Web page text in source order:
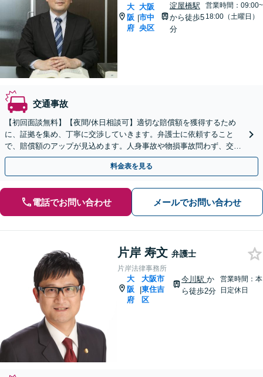
大
阪
府
|
大阪
市中
央区
淀屋橋駅
から徒歩5
分
営業時間：09:00~
18:00（土曜日）
交通事故
【初回面談無料】【夜間/休日相談可】適切な賠償額を獲得するため
に、証拠を集め、丁寧に交渉していきます。弁護士に依頼すること
で、賠償額のアップが見込めます。人身事故や物損事故問わず、交通
事故でお困りの方は、まずご相談ください。
料金表を見る
電話でお問い合わせ メールでお問い合わせ
片岸 寿文 弁護士
片岸法律事務所
大
阪
府
|
大阪市
東住吉
区
今川駅 か
ら徒歩2分
営業時間：本
日定休日